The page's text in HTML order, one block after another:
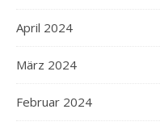
April 2024
März 2024
Februar 2024